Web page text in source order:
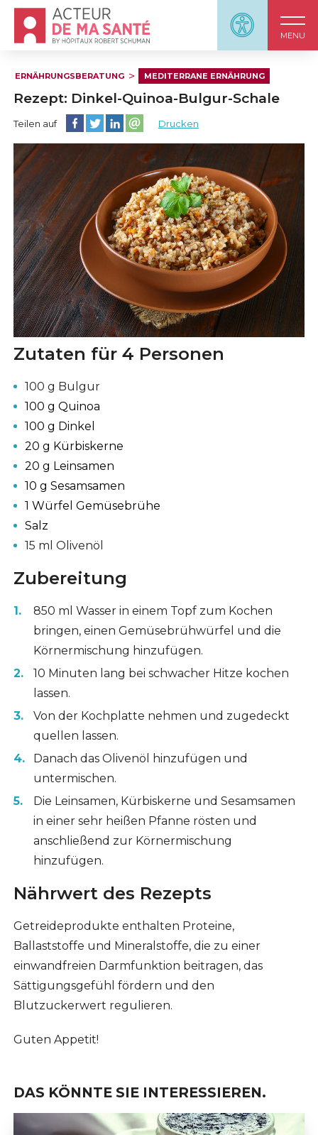
Panneau
MENU
Accueil - Acteur de ma santé, by HôpitauxRobert
ERNÄHRUNGSBERATUNG MEDITERRANE ERNÄHRUNG
Rezept: Dinkel-Quinoa-Bulgur-Schale
Teilen auf Diese Seite auf Facebook teilen
Diese Seite auf Twitter teilen
Diese Seite auf LinkedIn teilen
Partager cette page sur email
Drucken
Zutaten für 4 Personen
100 g Bulgur
100 g Quinoa
100 g Dinkel
20 g Kürbiskerne
20 g Leinsamen
10 g Sesamsamen
1 Würfel Gemüsebrühe
Salz
15 ml Olivenöl
Zubereitung
850 ml Wasser in einem Topf zum Kochen
bringen, einen Gemüsebrühwürfel und die
Körnermischung hinzufügen.
10 Minuten lang bei schwacher Hitze kochen
lassen.
Von der Kochplatte nehmen und zugedeckt
quellen lassen.
Danach das Olivenöl hinzufügen und
untermischen.
Die Leinsamen, Kürbiskerne und Sesamsamen
in einer sehr heißen Pfanne rösten und
anschließend zur Körnermischung
hinzufügen.
Nährwert des Rezepts
Getreideprodukte enthalten Proteine,
Ballaststoffe und Mineralstoffe, die zu einer
einwandfreien Darmfunktion beitragen, das
Sättigungsgefühl fördern und den
Blutzuckerwert regulieren.
Guten Appetit!
DAS KÖNNTE SIE INTERESSIEREN.